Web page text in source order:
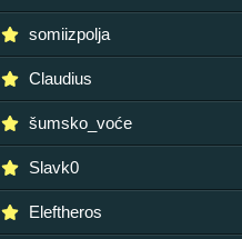
somiizpolja
Claudius
šumsko_voće
Slavk0
Eleftheros